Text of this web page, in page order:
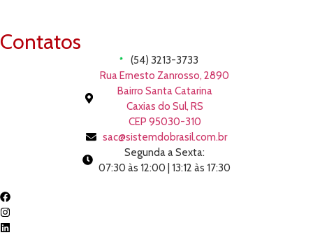
Contatos
(54) 3213-3733
Rua Ernesto Zanrosso, 2890
Bairro Santa Catarina
Caxias do Sul, RS
CEP 95030-310
sac@sistemdobrasil.com.br
Segunda a Sexta:
07:30 às 12:00 | 13:12 às 17:30